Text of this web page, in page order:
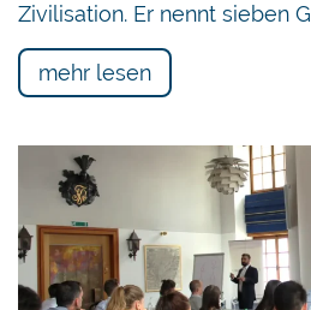
Zivilisation. Er nennt sieben
mehr lesen